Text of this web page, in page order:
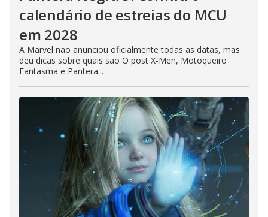
calendário de estreias do MCU
em 2028
A Marvel não anunciou oficialmente todas as datas, mas
deu dicas sobre quais são O post X-Men, Motoqueiro
Fantasma e Pantera...